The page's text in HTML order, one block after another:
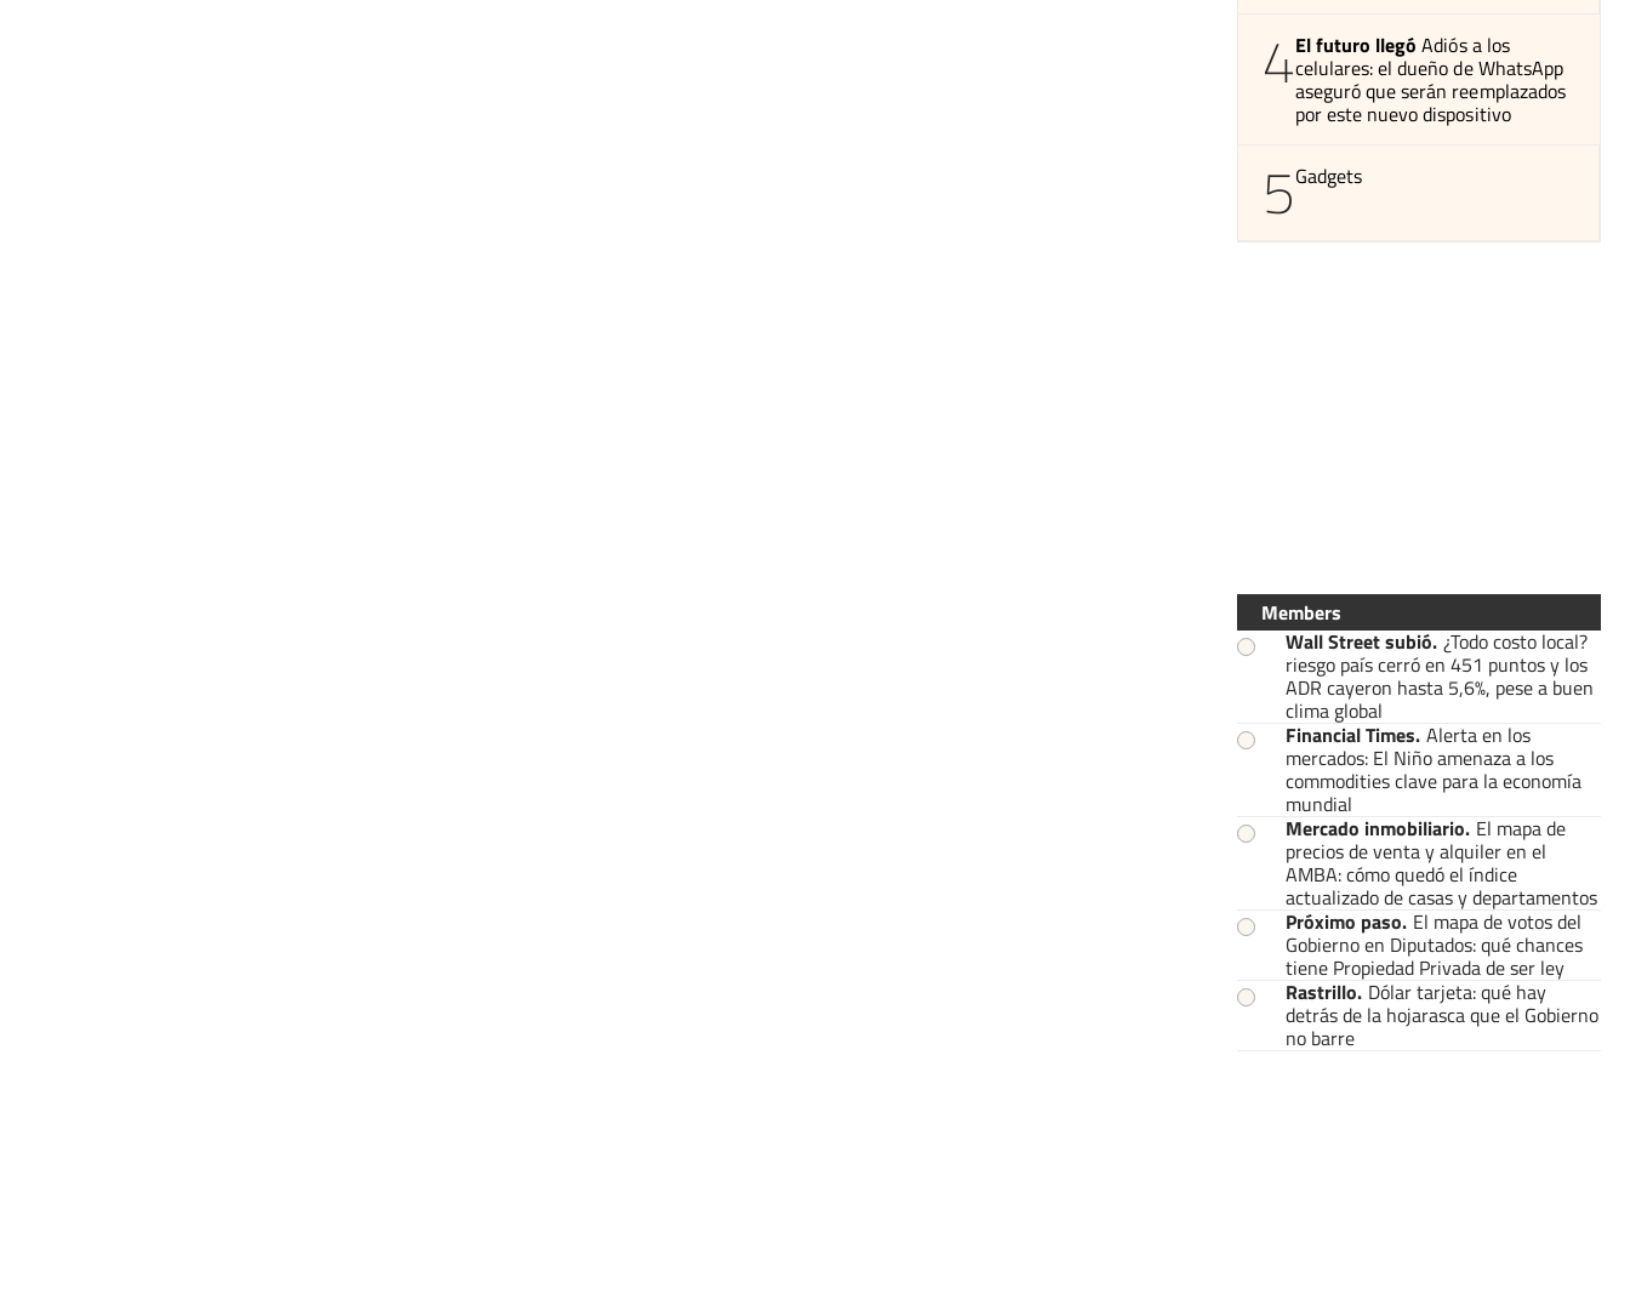
4El futuro llegó Adiós a los
celulares: el dueño de WhatsApp
aseguró que serán reemplazados
por este nuevo dispositivo
5Gadgets
Members
Wall Street subió. ¿Todo costo local?
riesgo país cerró en 451 puntos y los
ADR cayeron hasta 5,6%, pese a buen
clima global
Financial Times. Alerta en los
mercados: El Niño amenaza a los
commodities clave para la economía
mundial
Mercado inmobiliario. El mapa de
precios de venta y alquiler en el
AMBA: cómo quedó el índice
actualizado de casas y departamentos
Próximo paso. El mapa de votos del
Gobierno en Diputados: qué chances
tiene Propiedad Privada de ser ley
Rastrillo. Dólar tarjeta: qué hay
detrás de la hojarasca que el Gobierno
no barre